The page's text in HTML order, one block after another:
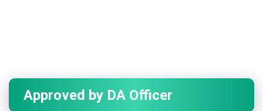
Approved by DA Officer